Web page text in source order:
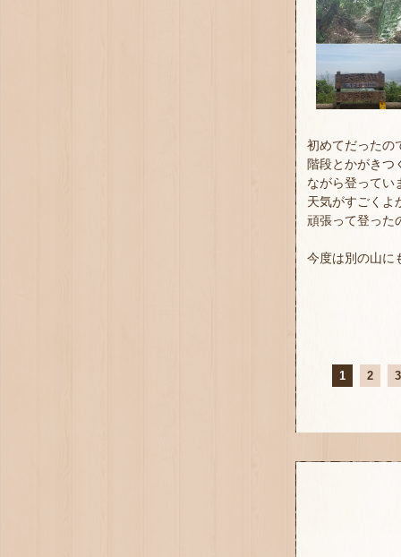
初めてだったの
階段とかがきつ
ながら登ってい
天気がすごくよ
頑張って登った
今度は別の山に
1 2 3